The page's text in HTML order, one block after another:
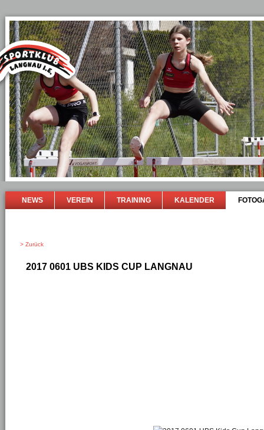
NEWS VEREIN TRAINING KALENDER
> Zurück
2017 0601 UBS KIDS CUP LANGNAU